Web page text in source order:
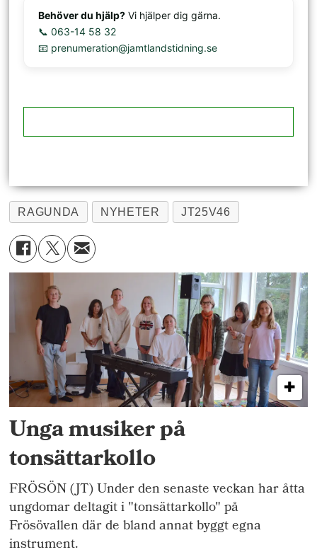
Behöver du hjälp? Vi hjälper dig gärna.
📞 063-14 58 32
📧 prenumeration@jamtlandstidning.se
RAGUNDA NYHETER JT25V46
Unga musiker på
tonsättarkollo
FRÖSÖN (JT) Under den senaste veckan har åtta
ungdomar deltagit i "tonsättarkollo" på
Frösövallen där de bland annat byggt egna
instrument.